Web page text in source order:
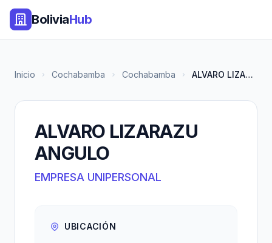
BoliviaHub
Inicio Cochabamba Cochabamba ALVARO LIZARAZU ANGULO
ALVARO LIZARAZU
ANGULO
EMPRESA UNIPERSONAL
UBICACIÓN